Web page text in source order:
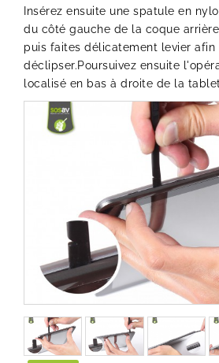
Insérez ensuite une spatule en
du côté gauche de la coque
puis faites délicatement levier afin
déclipser.Poursuivez ensuite
localisé en bas à droite de la